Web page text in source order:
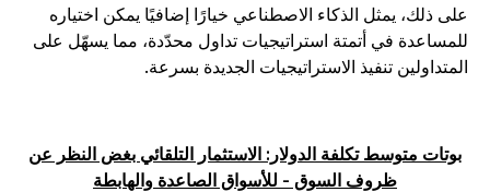
ذلك، يمثل الذكاء الاصطناعي خيارًا إضافيًا يمكن اختياره
في أتمتة استراتيجيات تداول محدّدة، مما يسهّل على
تنفيذ الاستراتيجيات الجديدة بسرعة.
بوتات متوسط تكلفة الدولار: الاستثمار التلقائي بغض النظر عن
ظروف السوق - للأسواق الصاعدة والهابطة